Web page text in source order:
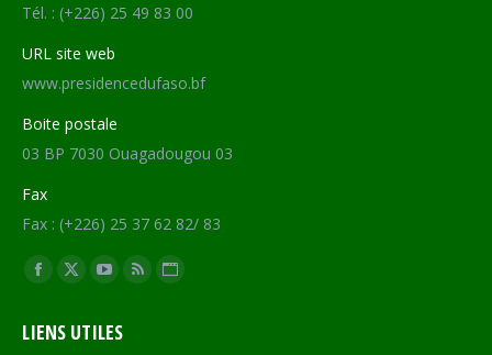
Tél. : (+226) 25 49 83 00
URL site web
www.presidencedufaso.bf
Boite postale
03 BP 7030 Ouagadougou 03
Fax
Fax : (+226) 25 37 62 82/ 83
Trouvez nous sur :
Facebook
opens
X
opens
YouTube
opens
RSS Site
LIENS UTILES